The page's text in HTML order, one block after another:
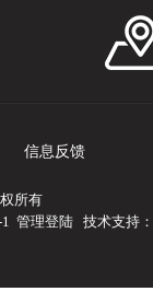
信息反馈
所有
管理登陆技术支持：